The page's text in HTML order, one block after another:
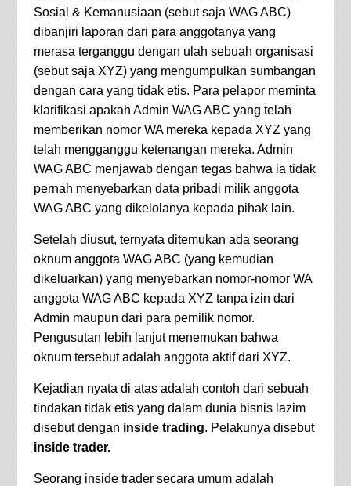
Sosial & Kemanusiaan (sebut saja WAG ABC)
dibanjiri laporan dari para anggotanya yang
merasa terganggu dengan ulah sebuah organisasi
(sebut saja XYZ) yang mengumpulkan sumbangan
dengan cara yang tidak etis. Para pelapor meminta
klarifikasi apakah Admin WAG ABC yang telah
memberikan nomor WA mereka kepada XYZ yang
telah mengganggu ketenangan mereka. Admin
WAG ABC menjawab dengan tegas bahwa ia tidak
pernah menyebarkan data pribadi milik anggota
WAG ABC yang dikelolanya kepada pihak lain.
Setelah diusut, ternyata ditemukan ada seorang
oknum anggota WAG ABC (yang kemudian
dikeluarkan) yang menyebarkan nomor-nomor WA
anggota WAG ABC kepada XYZ tanpa izin dari
Admin maupun dari para pemilik nomor.
Pengusutan lebih lanjut menemukan bahwa
oknum tersebut adalah anggota aktif dari XYZ.
Kejadian nyata di atas adalah contoh dari sebuah
tindakan tidak etis yang dalam dunia bisnis lazim
disebut dengan inside trading. Pelakunya disebut
inside trader.
Seorang inside trader secara umum adalah